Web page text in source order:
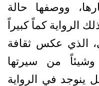
ووصفها حالة
الرواية كماً كبيراً
الذي عكس ثقافة
وشيئاً من سيرتها
ينوجد في الرواية